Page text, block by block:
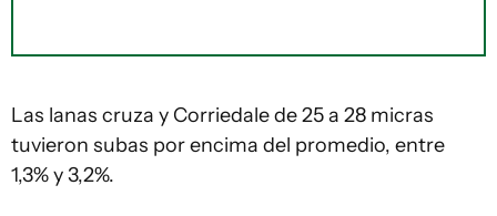
Las lanas cruza y Corriedale de 25 a 28 micras
tuvieron subas por encima del promedio, entre
1,3% y 3,2%.